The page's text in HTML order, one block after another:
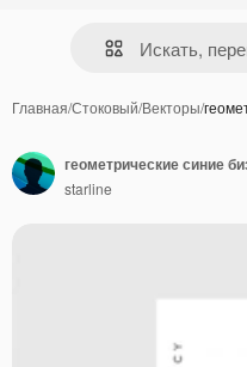
Главная/Стоковый/Векторы/
геометрические синие
starline